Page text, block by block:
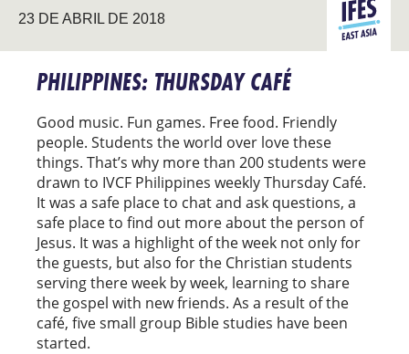
23 DE ABRIL DE 2018
ASIA DEL
ESTE
PHILIPPINES: THURSDAY CAFÉ
Good music. Fun games. Free food. Friendly
people. Students the world over love these
things. That’s why more than 200 students were
drawn to IVCF Philippines weekly Thursday Café.
It was a safe place to chat and ask questions, a
safe place to find out more about the person of
Jesus. It was a highlight of the week not only for
the guests, but also for the Christian students
serving there week by week, learning to share
the gospel with new friends. As a result of the
café, five small group Bible studies have been
started.